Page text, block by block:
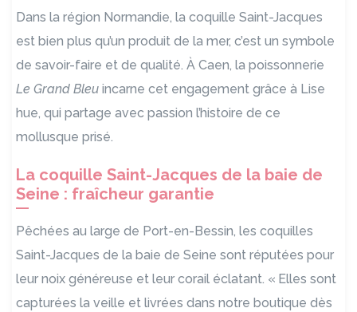
Dans la région Normandie, la coquille Saint-Jacques
est bien plus qu’un produit de la mer, c’est un symbole
de savoir-faire et de qualité. À Caen, la poissonnerie
Le Grand Bleu incarne cet engagement grâce à Lise
hue, qui partage avec passion l’histoire de ce
mollusque prisé.
La coquille Saint-Jacques de la baie de
Seine : fraîcheur garantie
Pêchées au large de Port-en-Bessin, les coquilles
Saint-Jacques de la baie de Seine sont réputées pour
leur noix généreuse et leur corail éclatant. « Elles sont
capturées la veille et livrées dans notre boutique dès